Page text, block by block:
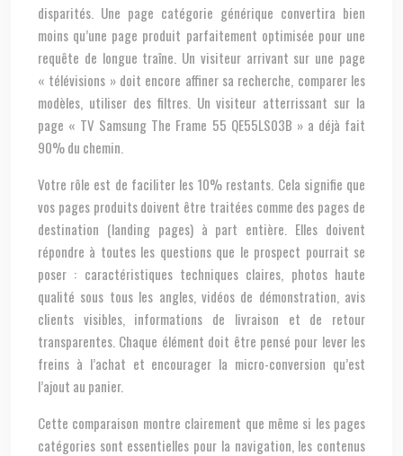
disparités. Une page catégorie générique convertira bien
moins qu’une page produit parfaitement optimisée pour une
requête de longue traîne. Un visiteur arrivant sur une page
« télévisions » doit encore affiner sa recherche, comparer les
modèles, utiliser des filtres. Un visiteur atterrissant sur la
page « TV Samsung The Frame 55 QE55LS03B » a déjà fait
90% du chemin.
Votre rôle est de faciliter les 10% restants. Cela signifie que
vos pages produits doivent être traitées comme des pages de
destination (landing pages) à part entière. Elles doivent
répondre à toutes les questions que le prospect pourrait se
poser : caractéristiques techniques claires, photos haute
qualité sous tous les angles, vidéos de démonstration, avis
clients visibles, informations de livraison et de retour
transparentes. Chaque élément doit être pensé pour lever les
freins à l’achat et encourager la micro-conversion qu’est
l’ajout au panier.
Cette comparaison montre clairement que même si les pages
catégories sont essentielles pour la navigation, les contenus